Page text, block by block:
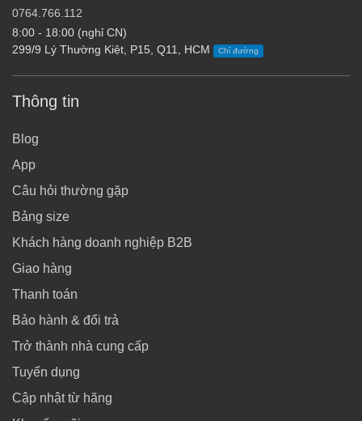
0764.766.112
8:00 - 18:00 (nghỉ CN)
299/9 Lý Thường Kiệt, P15, Q11, HCM
Chỉ đường
Thông tin
Blog
App
Câu hỏi thường gặp
Bảng size
Khách hàng doanh nghiệp B2B
Giao hàng
Thanh toán
Bảo hành & đổi trả
Trở thành nhà cung cấp
Tuyển dụng
Cập nhật từ hãng